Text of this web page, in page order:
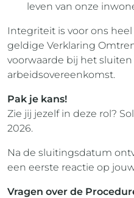
leven van onze
Integriteit is voor ons
geldige Verklaring
voorwaarde bij het sluiten
arbeidsovereenkomst.
Pak je kans!
Zie jij jezelf in deze rol?
2026.
Na de sluitingsdatum
een eerste reactie op
Vragen over de